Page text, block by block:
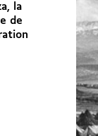
la
de